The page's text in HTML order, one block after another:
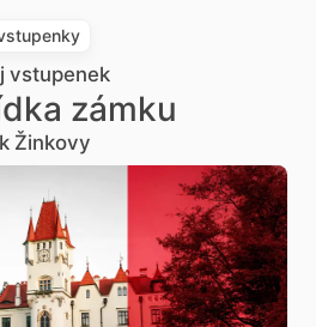
vstupenek
zámku
Žinkovy